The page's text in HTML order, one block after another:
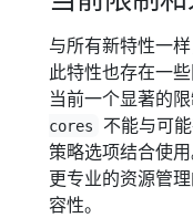
与所有新特性一
此特性也存在一
当前一个显著的
cores
不能与可
策略选项结合使
更专业的资源管
容性。